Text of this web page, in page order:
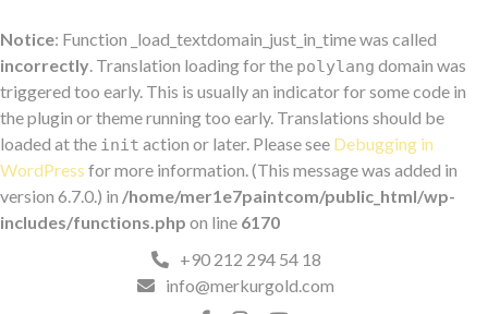
Notice: Function _load_textdomain_just_in_time was called
incorrectly. Translation loading for the polylang domain was
triggered too early. This is usually an indicator for some code in
the plugin or theme running too early. Translations should be
loaded at the init action or later. Please see Debugging in
WordPress for more information. (This message was added in
version 6.7.0.) in /home/mer1e7paintcom/public_html/wp-
includes/functions.php on line 6170
+90 212 294 54 18
info@merkurgold.com